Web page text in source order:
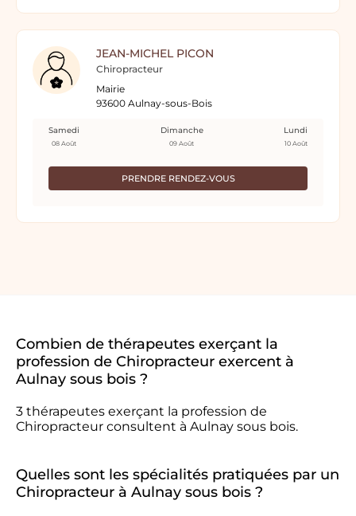
JEAN-MICHEL PICON
Chiropracteur
Mairie
93600 Aulnay-sous-Bois
PRENDRE RENDEZ-VOUS
Samedi
08 Août
Dimanche
09 Août
Lundi
10 Août
Combien de thérapeutes exerçant la
profession de Chiropracteur exercent à
Aulnay sous bois ?
3 thérapeutes exerçant la profession de
Chiropracteur consultent à Aulnay sous bois.
Quelles sont les spécialités pratiquées par un
Chiropracteur à Aulnay sous bois ?